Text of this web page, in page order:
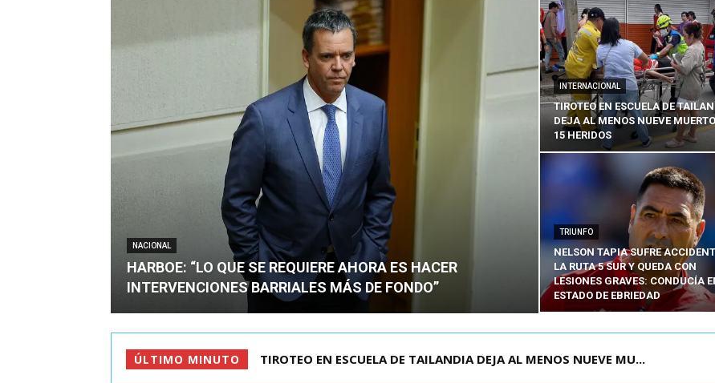
NACIONAL
HARBOE: “LO QUE SE REQUIERE AHORA ES HACER
INTERVENCIONES BARRIALES MÁS DE FONDO”
INTERNACIONAL
TIROTEO EN ESCUELA DE
DEJA AL MENOS NUEVE
15 HERIDOS
TRIUNFO
NELSON TAPIA SUFRE
LA RUTA 5 SUR Y QUEDA CON
LESIONES GRAVES: CONDUCÍA
ESTADO DE EBRIEDAD
ÚLTIMO MINUTO KAST LLEGÓ A COLOMBIA PARA ASISTIR A ASUNCIÓN DE ABELA...